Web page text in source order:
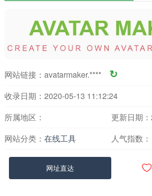
网站链接： avatarmaker.**** ↻
收录日期：2020-05-13 11:12:24
所属地区：
网站分类： 在线工具 人气指数：
网址直达 